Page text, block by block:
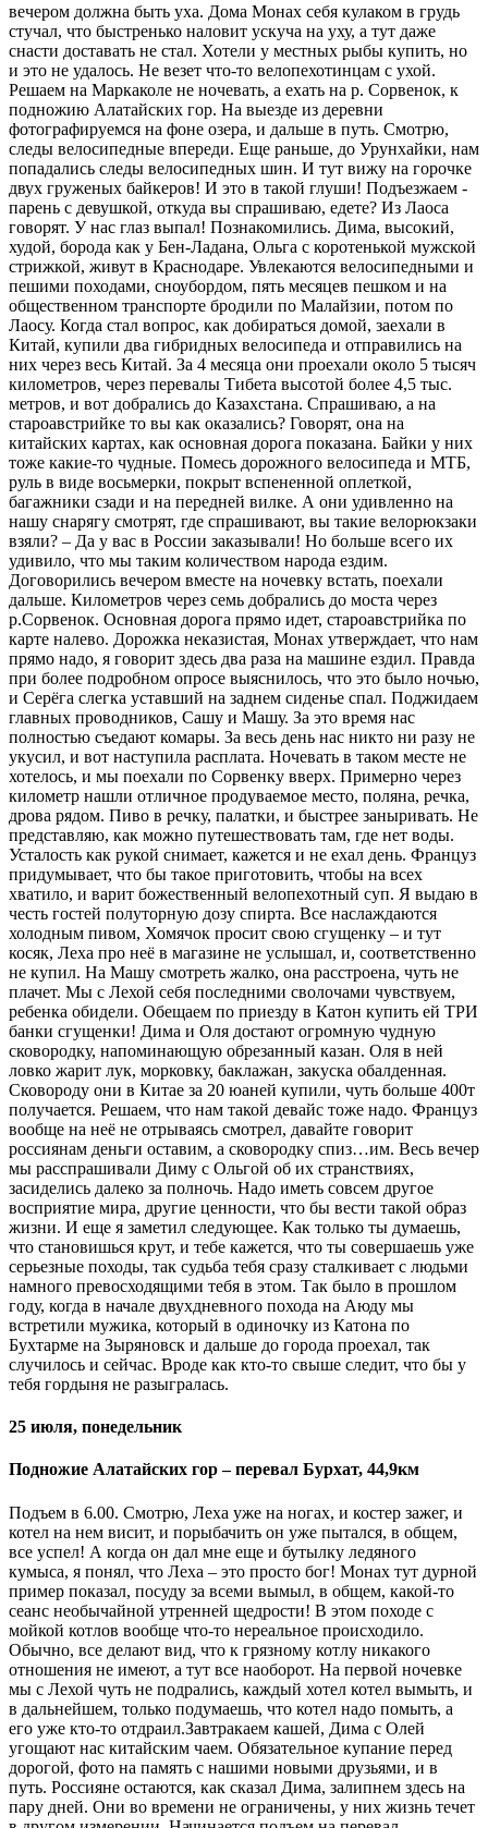
вечером должна быть уха. Дома Монах себя кулаком в грудь
стучал, что быстренько наловит ускуча на уху, а тут даже
снасти доставать не стал. Хотели у местных рыбы купить, но
и это не удалось. Не везет что-то велопехотинцам с ухой.
Решаем на Маркаколе не ночевать, а ехать на р. Сорвенок, к
подножию Алатайских гор. На выезде из деревни
фотографируемся на фоне озера, и дальше в путь. Смотрю,
следы велосипедные впереди. Еще раньше, до Урунхайки, нам
попадались следы велосипедных шин. И тут вижу на горочке
двух груженых байкеров! И это в такой глуши! Подъезжаем -
парень с девушкой, откуда вы спрашиваю, едете? Из Лаоса
говорят. У нас глаз выпал! Познакомились. Дима, высокий,
худой, борода как у Бен-Ладана, Ольга с коротенькой мужской
стрижкой, живут в Краснодаре. Увлекаются велосипедными и
пешими походами, сноубордом, пять месяцев пешком и на
общественном транспорте бродили по Малайзии, потом по
Лаосу. Когда стал вопрос, как добираться домой, заехали в
Китай, купили два гибридных велосипеда и отправились на
них через весь Китай. За 4 месяца они проехали около 5 тысяч
километров, через перевалы Тибета высотой более 4,5 тыс.
метров, и вот добрались до Казахстана. Спрашиваю, а на
староавстрийке то вы как оказались? Говорят, она на
китайских картах, как основная дорога показана. Байки у них
тоже какие-то чудные. Помесь дорожного велосипеда и МТБ,
руль в виде восьмерки, покрыт вспененной оплеткой,
багажники сзади и на передней вилке. А они удивленно на
нашу снарягу смотрят, где спрашивают, вы такие велорюкзаки
взяли? – Да у вас в России заказывали! Но больше всего их
удивило, что мы таким количеством народа ездим.
Договорились вечером вместе на ночевку встать, поехали
дальше. Километров через семь добрались до моста через
р.Сорвенок. Основная дорога прямо идет, староавстрийка по
карте налево. Дорожка неказистая, Монах утверждает, что нам
прямо надо, я говорит здесь два раза на машине ездил. Правда
при более подробном опросе выяснилось, что это было ночью,
и Серёга слегка уставший на заднем сиденье спал. Поджидаем
главных проводников, Сашу и Машу. За это время нас
полностью съедают комары. За весь день нас никто ни разу не
укусил, и вот наступила расплата. Ночевать в таком месте не
хотелось, и мы поехали по Сорвенку вверх. Примерно через
километр нашли отличное продуваемое место, поляна, речка,
дрова рядом. Пиво в речку, палатки, и быстрее заныривать. Не
представляю, как можно путешествовать там, где нет воды.
Усталость как рукой снимает, кажется и не ехал день. Француз
придумывает, что бы такое приготовить, чтобы на всех
хватило, и варит божественный велопехотный суп. Я выдаю в
честь гостей полуторную дозу спирта. Все наслаждаются
холодным пивом, Хомячок просит свою сгущенку – и тут
косяк, Леха про неё в магазине не услышал, и, соответственно
не купил. На Машу смотреть жалко, она расстроена, чуть не
плачет. Мы с Лехой себя последними сволочами чувствуем,
ребенка обидели. Обещаем по приезду в Катон купить ей ТРИ
банки сгущенки! Дима и Оля достают огромную чудную
сковородку, напоминающую обрезанный казан. Оля в ней
ловко жарит лук, морковку, баклажан, закуска обалденная.
Сковороду они в Китае за 20 юаней купили, чуть больше 400т
получается. Решаем, что нам такой девайс тоже надо. Француз
вообще на неё не отрываясь смотрел, давайте говорит
россиянам деньги оставим, а сковородку спиз…им. Весь вечер
мы расспрашивали Диму с Ольгой об их странствиях,
засиделись далеко за полночь. Надо иметь совсем другое
восприятие мира, другие ценности, что бы вести такой образ
жизни. И еще я заметил следующее. Как только ты думаешь,
что становишься крут, и тебе кажется, что ты совершаешь уже
серьезные походы, так судьба тебя сразу сталкивает с людьми
намного превосходящими тебя в этом. Так было в прошлом
году, когда в начале двухдневного похода на Аюду мы
встретили мужика, который в одиночку из Катона по
Бухтарме на Зыряновск и дальше до города проехал, так
случилось и сейчас. Вроде как кто-то свыше следит, что бы у
тебя гордыня не разыгралась.
25 июля, понедельник
Подножие Алатайских гор – перевал Бурхат, 44,9км
Подъем в 6.00. Смотрю, Леха уже на ногах, и костер зажег, и
котел на нем висит, и порыбачить он уже пытался, в общем,
все успел! А когда он дал мне еще и бутылку ледяного
кумыса, я понял, что Леха – это просто бог! Монах тут дурной
пример показал, посуду за всеми вымыл, в общем, какой-то
сеанс необычайной утренней щедрости! В этом походе с
мойкой котлов вообще что-то нереальное происходило.
Обычно, все делают вид, что к грязному котлу никакого
отношения не имеют, а тут все наоборот. На первой ночевке
мы с Лехой чуть не подрались, каждый хотел котел вымыть, и
в дальнейшем, только подумаешь, что котел надо помыть, а
его уже кто-то отдраил.Завтракаем кашей, Дима с Олей
угощают нас китайским чаем. Обязательное купание перед
дорогой, фото на память с нашими новыми друзьями, и в
путь. Россияне остаются, как сказал Дима, залипнем здесь на
пару дней. Они во времени не ограничены, у них жизнь течет